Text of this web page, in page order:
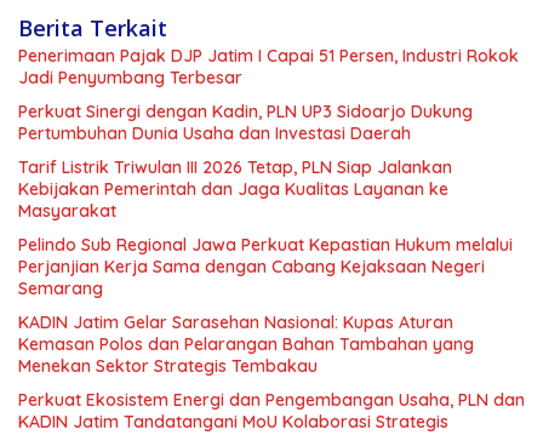
Berita Terkait
Penerimaan Pajak DJP Jatim I Capai 51 Persen, Industri Rokok
Jadi Penyumbang Terbesar
Perkuat Sinergi dengan Kadin, PLN UP3 Sidoarjo Dukung
Pertumbuhan Dunia Usaha dan Investasi Daerah
Tarif Listrik Triwulan III 2026 Tetap, PLN Siap Jalankan
Kebijakan Pemerintah dan Jaga Kualitas Layanan ke
Masyarakat
Pelindo Sub Regional Jawa Perkuat Kepastian Hukum melalui
Perjanjian Kerja Sama dengan Cabang Kejaksaan Negeri
Semarang
KADIN Jatim Gelar Sarasehan Nasional: Kupas Aturan
Kemasan Polos dan Pelarangan Bahan Tambahan yang
Menekan Sektor Strategis Tembakau
Perkuat Ekosistem Energi dan Pengembangan Usaha, PLN dan
KADIN Jatim Tandatangani MoU Kolaborasi Strategis